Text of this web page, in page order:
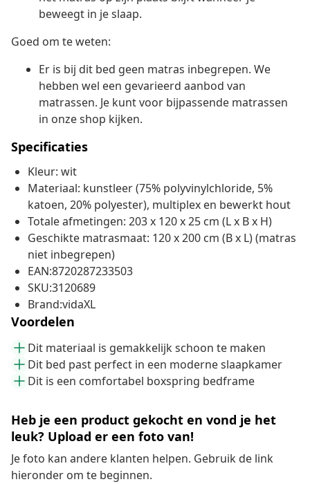
beweegt in je slaap.
Goed om te weten:
Er is bij dit bed geen matras inbegrepen. We
hebben wel een gevarieerd aanbod van
matrassen. Je kunt voor bijpassende matrassen
in onze shop kijken.
Specificaties
Kleur: wit
Materiaal: kunstleer (75% polyvinylchloride, 5%
katoen, 20% polyester), multiplex en bewerkt hout
Totale afmetingen: 203 x 120 x 25 cm (L x B x H)
Geschikte matrasmaat: 120 x 200 cm (B x L) (matras
niet inbegrepen)
EAN:8720287233503
SKU:3120689
Brand:vidaXL
Voordelen
Dit materiaal is gemakkelijk schoon te maken
Dit bed past perfect in een moderne slaapkamer
Dit is een comfortabel boxspring bedframe
Heb je een product gekocht en vond je het
leuk? Upload er een foto van!
Je foto kan andere klanten helpen. Gebruik de link
hieronder om te beginnen.